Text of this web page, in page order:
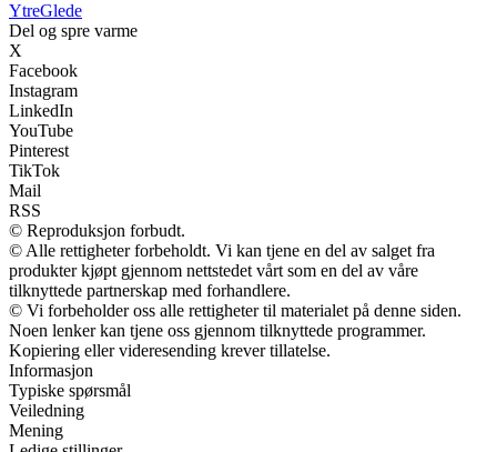
YtreGlede
Del og spre varme
X
Facebook
Instagram
LinkedIn
YouTube
Pinterest
TikTok
Mail
RSS
© Reproduksjon forbudt.
© Alle rettigheter forbeholdt. Vi kan tjene en del av salget fra
produkter kjøpt gjennom nettstedet vårt som en del av våre
tilknyttede partnerskap med forhandlere.
© Vi forbeholder oss alle rettigheter til materialet på denne siden.
Noen lenker kan tjene oss gjennom tilknyttede programmer.
Kopiering eller videresending krever tillatelse.
Informasjon
Typiske spørsmål
Veiledning
Mening